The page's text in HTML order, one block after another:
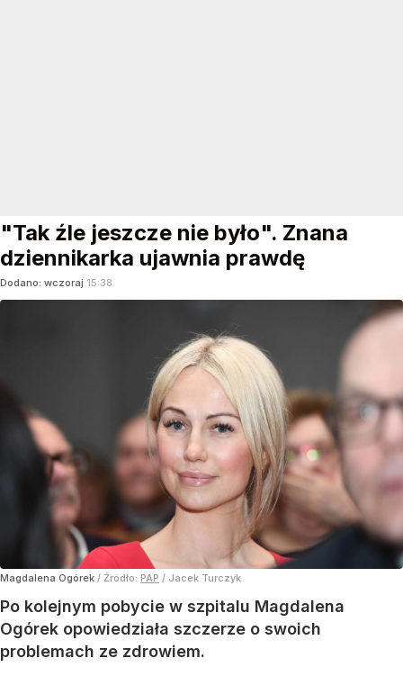
"Tak źle jeszcze nie było". Znana
dziennikarka ujawnia prawdę
Dodano: wczoraj 15:38
Magdalena Ogórek / Źródło: PAP / Jacek Turczyk
Po kolejnym pobycie w szpitalu Magdalena
Ogórek opowiedziała szczerze o swoich
problemach ze zdrowiem.